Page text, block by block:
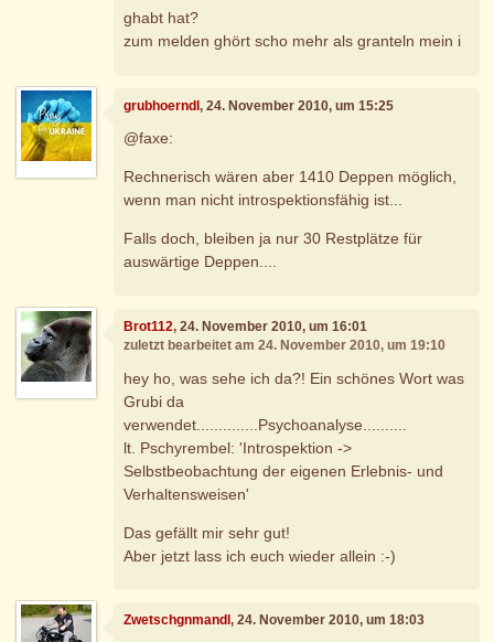
ghabt hat?
zum melden ghört scho mehr als granteln mein i
grubhoerndl, 24. November 2010, um 15:25
@faxe:
Rechnerisch wären aber 1410 Deppen möglich,
wenn man nicht introspektionsfähig ist...
Falls doch, bleiben ja nur 30 Restplätze für
auswärtige Deppen....
Brot112, 24. November 2010, um 16:01
zuletzt bearbeitet am 24. November 2010, um 19:10
hey ho, was sehe ich da?! Ein schönes Wort was
Grubi da
verwendet..............Psychoanalyse..........
lt. Pschyrembel: 'Introspektion ->
Selbstbeobachtung der eigenen Erlebnis- und
Verhaltensweisen'
Das gefällt mir sehr gut!
Aber jetzt lass ich euch wieder allein :-)
Zwetschgnmandl, 24. November 2010, um 18:03